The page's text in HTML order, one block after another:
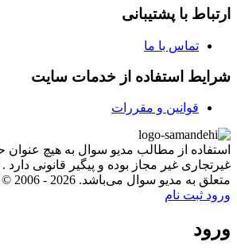
ارتباط با پشتیبانی
تماس با ما
شرایط استفاده از خدمات سایت
قوانین و مقررات
استفاده از مطالب مدیو سوال به هیچ عنوان
غیرتجاری غیر مجاز بوده و پیگیر قانونی
متعلق به مدیو سوال می‌باشد. Copyright © 2006 - 2026
ورود ثبت نام
ورود